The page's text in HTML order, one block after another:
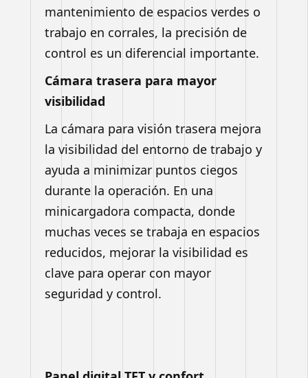
mantenimiento de espacios verdes o
trabajo en corrales, la precisión de
control es un diferencial importante.
Cámara trasera para mayor
visibilidad
La cámara para visión trasera mejora
la visibilidad del entorno de trabajo y
ayuda a minimizar puntos ciegos
durante la operación. En una
minicargadora compacta, donde
muchas veces se trabaja en espacios
reducidos, mejorar la visibilidad es
clave para operar con mayor
seguridad y control.